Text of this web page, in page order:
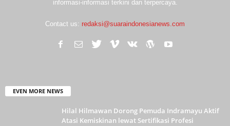
informasi-informasi terkini dan terpercaya.
Contact us: redaksi@suaraindonesianews.com
EVEN MORE NEWS
Hilal Hilmawan Dorong Pemuda Indramayu Aktif
Atasi Kemiskinan lewat Sertifikasi Profesi